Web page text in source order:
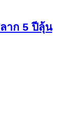
าก 5 ปีลุ้น